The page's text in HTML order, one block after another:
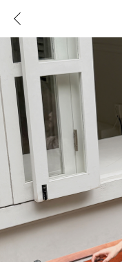
로그인
콘텐츠 리뷰 & 혜택
CATEGORY
도착보장⚡
인플루언서 pick!
신상 5%